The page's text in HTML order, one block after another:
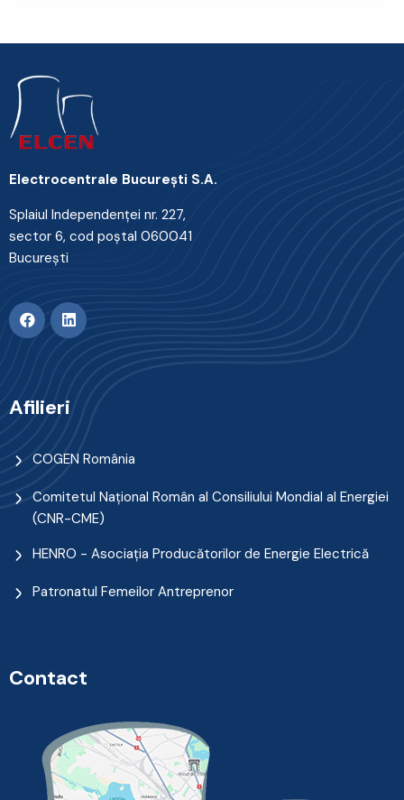
Electrocentrale Bucureşti S.A.
Splaiul Independenţei nr. 227,
sector 6, cod poştal 060041
Bucureşti
Afilieri
COGEN România
Comitetul Naţional Român al Consiliului Mondial al Energiei
(CNR-CME)
HENRO - Asociația Producătorilor de Energie Electrică
Patronatul Femeilor Antreprenor
Contact